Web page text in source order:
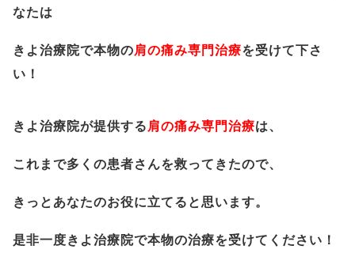
なたは
きよ治療院で本物の肩の痛み専門治療を受けて下さ
い！
きよ治療院が提供する 肩の痛み専門治療は、
これまで多くの患者さんを救ってきたので、
きっとあなたのお役に立てると思います。
是非一度きよ治療院で本物の治療を受けてください！